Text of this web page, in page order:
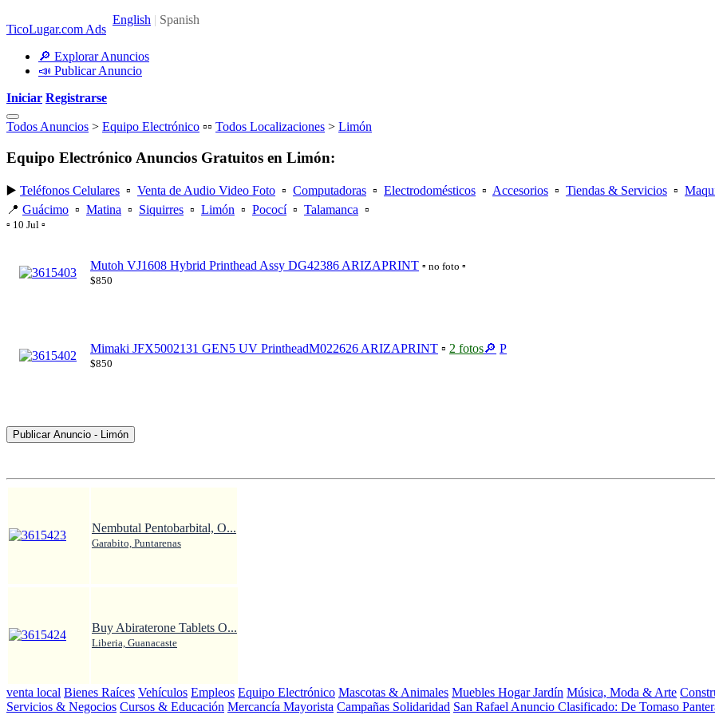
TicoLugar.com Ads
🔎 Explorar Anuncios
📣 Publicar Anuncio
Iniciar Registrarse
Todos Anuncios > Equipo Electrónico ▫️▫️ Todos Localizaciones > Limón
Equipo Electrónico Anuncios Gratuitos en Limón:
▶️ Teléfonos Celulares ▫️ Venta de Audio Video Foto ▫️ Computadoras ▫️ Electrodomésticos ▫️ Accesorios ▫️ Tiendas & Servicios ▫️
📍 Guácimo ▫️ Matina ▫️ Siquirres ▫️ Limón ▫️ Pococí▫️ Talamanca ▫️
▫️ 10 Jul ▫️
Mutoh VJ1608 Hybrid Printhead Assy DG42386 ARIZAPRINT ▫️ no foto ▫️
$850
Mimaki JFX5002131 GEN5 UV PrintheadM022626 ARIZAPRINT ▫️ 2 fotos🔎 P
$850
Publicar Anuncio - Limón
Nembutal Pentobarbital, O...
Garabito, Puntarenas
Buy Abiraterone Tablets O...
Liberia, Guanacaste
venta local Bienes Raíces Vehículos Empleos Equipo Electrónico Mascotas & Animales Muebles Hogar Jardín Música, Moda & Arte
Servicios & Negocios Cursos & Educación Mercancía Mayorista Campañas Solidaridad San Rafael Anuncio Clasificado: De Tomaso